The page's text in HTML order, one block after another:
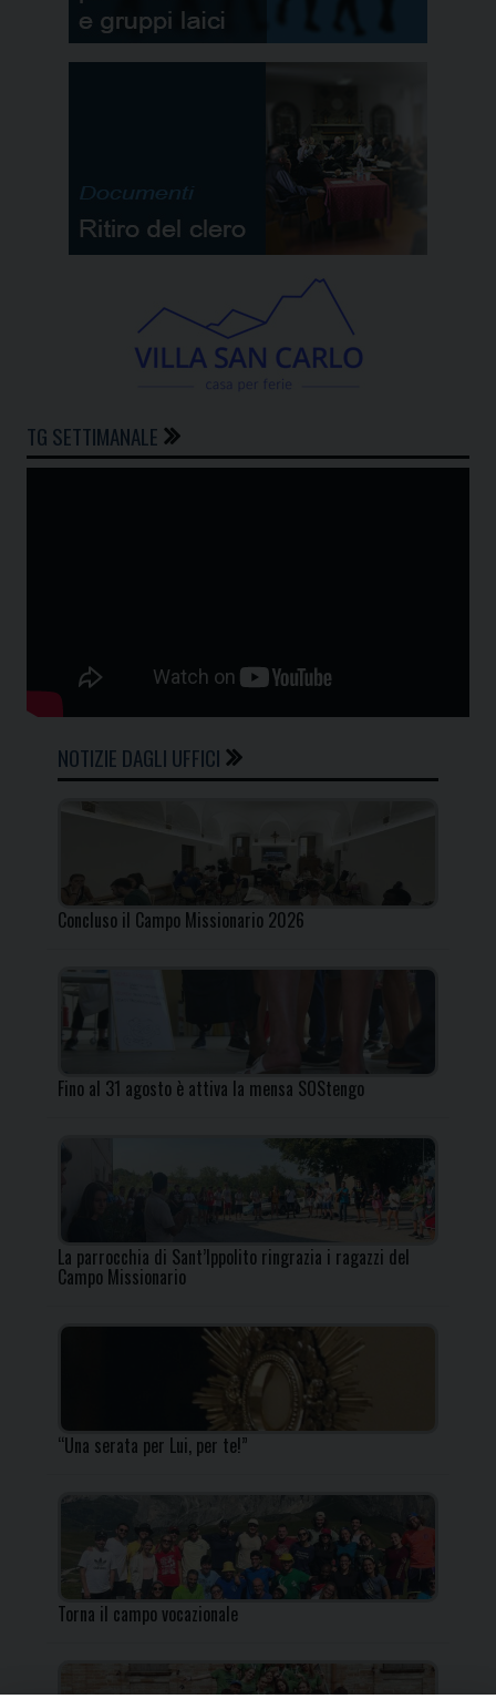
TG SETTIMANALE
NOTIZIE DAGLI UFFICI
Concluso il Campo Missionario 2026
Fino al 31 agosto è attiva la mensa SOStengo
La parrocchia di Sant’Ippolito ringrazia i ragazzi del
Campo Missionario
“Una serata per Lui, per te!”
Torna il campo vocazionale